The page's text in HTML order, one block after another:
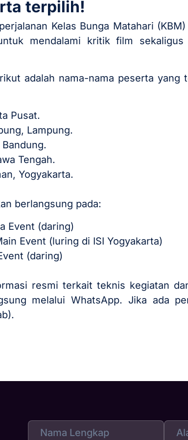
terpilih!
Kelas Bunga Matahari
mendalami kritik film
adalah nama-nama peserta yang
Pusat.
Lampung.
Tengah.
Yogyakarta.
berlangsung pada:
Event (daring)
Event (luring di ISI Yogyakarta)
(daring)
resmi terkait teknis kegiatan
melalui WhatsApp. Jika ada